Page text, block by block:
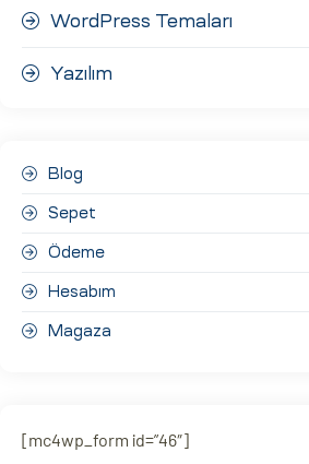
WordPress Temaları
Yazılım
Blog
Sepet
Ödeme
Hesabım
Magaza
[mc4wp_form id=”46″]